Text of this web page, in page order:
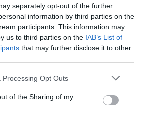
separately opt-out of the further
information by third parties on the
participants. This information may
us to third parties on the IAB’s List of
that may further disclose it to other
website/app uses one or more Google
or usage behaviour. You may click to
to Google and its third-party tags to
specified purposes in below Google
Processing Opt Outs
of the Sharing of my
και Space Hellas
την απόκτηση της